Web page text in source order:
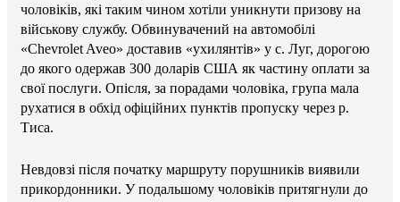
чоловіків, які таким чином хотіли уникнути призову на
військову службу. Обвинувачений на автомобілі
«Chevrolet Aveo» доставив «ухилянтів» у с. Луг, дорогою
до якого одержав 300 доларів США як частину оплати за
свої послуги. Опісля, за порадами чоловіка, група мала
рухатися в обхід офіційних пунктів пропуску через р.
Тиса.
Невдовзі після початку маршруту порушників виявили
прикордонники. У подальшому чоловіків притягнули до